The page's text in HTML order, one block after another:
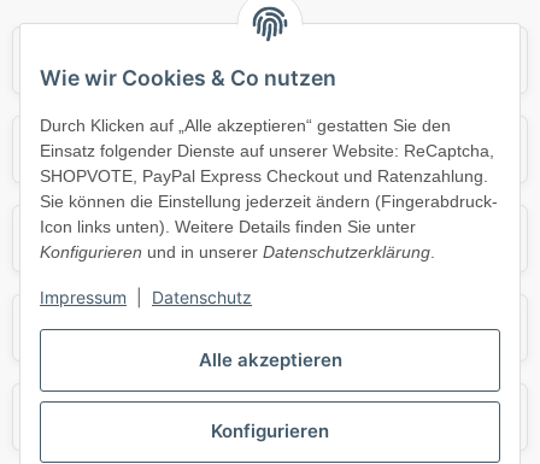
Alle akzeptieren
Konfigurieren
Wie wir Cookies & Co nutzen
Durch Klicken auf „Alle akzeptieren“ gestatten Sie den
Einsatz folgender Dienste auf unserer Website: ReCaptcha,
SHOPVOTE, PayPal Express Checkout und Ratenzahlung.
Sie können die Einstellung jederzeit ändern (Fingerabdruck-
Icon links unten). Weitere Details finden Sie unter
Konfigurieren und in unserer Datenschutzerklärung.
Impressum Datenschutz
Mercedes Mini
Opel Porsche
Skoda Smart